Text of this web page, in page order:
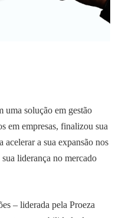
uma solução em gestão
em empresas, finalizou sua
a sua expansão nos
liderança no mercado
– liderada pela Proeza